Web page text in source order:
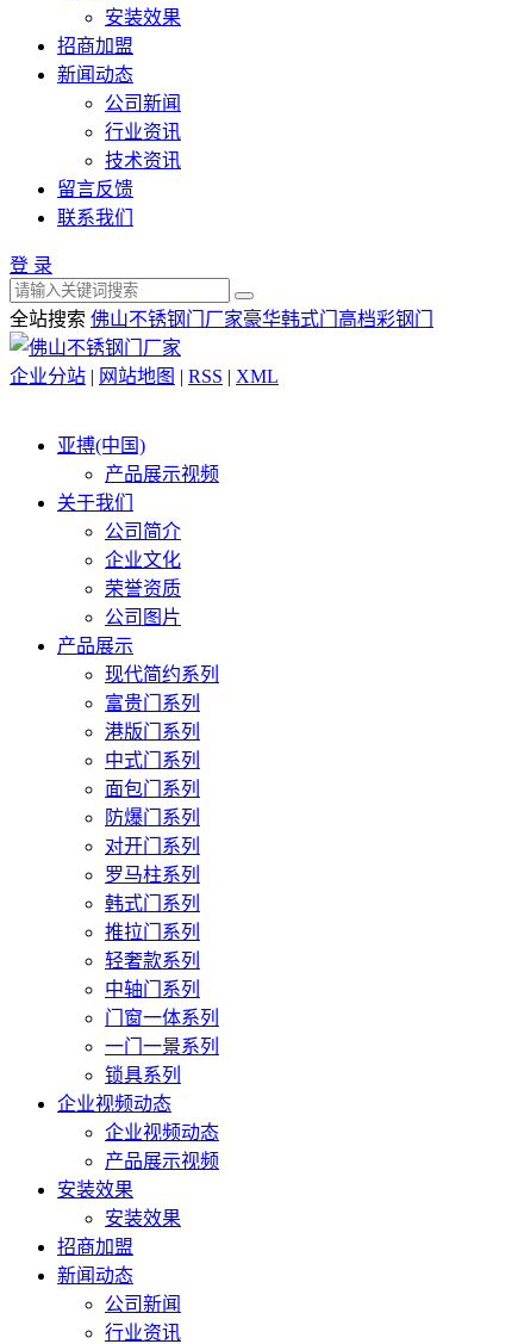
安装效果
招商加盟
新闻动态
公司新闻
行业资讯
技术资讯
留言反馈
联系我们
登 录
全站搜索 佛山不锈钢门厂家豪华韩式门 高档彩钢门
企业分站 | 网站地图 | RSS | XML
亚搏(中国)
产品展示视频
关于我们
公司简介
企业文化
荣誉资质
公司图片
产品展示
现代简约系列
富贵门系列
港版门系列
中式门系列
面包门系列
防爆门系列
对开门系列
罗马柱系列
韩式门系列
推拉门系列
轻奢款系列
中轴门系列
门窗一体系列
一门一景系列
锁具系列
企业视频动态
企业视频动态
产品展示视频
安装效果
安装效果
招商加盟
新闻动态
公司新闻
行业资讯